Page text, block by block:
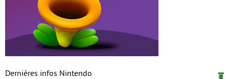
Dernières infos Nintendo